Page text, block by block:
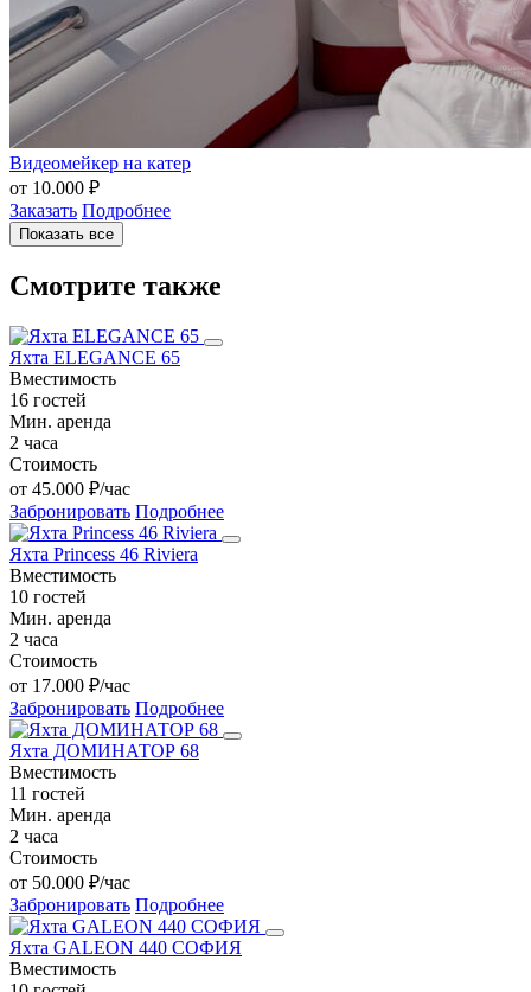
Видеомейкер на катер
от 10.000 ₽
Заказать Подробнее
Показать все
Смотрите также
Яхта ELEGANCE 65
Вместимость
16 гостей
Мин. аренда
2 часа
Стоимость
от 45.000 ₽/час
Забронировать Подробнее
Яхта Princess 46 Riviera
Вместимость
10 гостей
Мин. аренда
2 часа
Стоимость
от 17.000 ₽/час
Забронировать Подробнее
Яхта ДОМИНАТОР 68
Вместимость
11 гостей
Мин. аренда
2 часа
Стоимость
от 50.000 ₽/час
Забронировать Подробнее
Яхта GALEON 440 СОФИЯ
Вместимость